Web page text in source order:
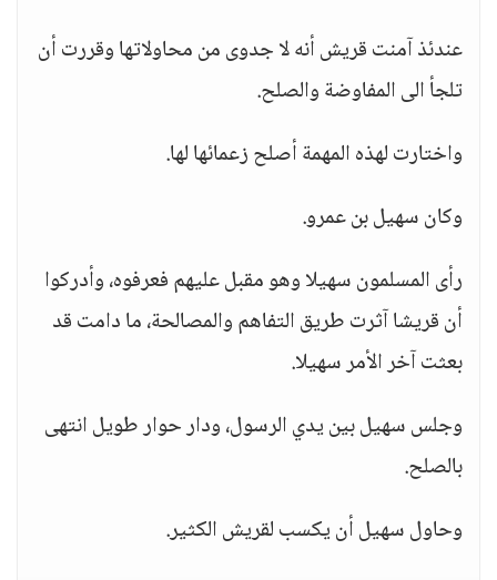
عندئذ آمنت قريش أنه لا جدوى من محاولاتها وقررت أن
تلجأ الى المفاوضة والصلح.
واختارت لهذه المهمة أصلح زعمائها لها.
وكان سهيل بن عمرو.
رأى المسلمون سهيلا وهو مقبل عليهم فعرفوه، وأدركوا
أن قريشا آثرت طريق التفاهم والمصالحة، ما دامت قد
بعثت آخر الأمر سهيلا.
وجلس سهيل بين يدي الرسول، ودار حوار طويل انتهى
بالصلح.
وحاول سهيل أن يكسب لقريش الكثير.